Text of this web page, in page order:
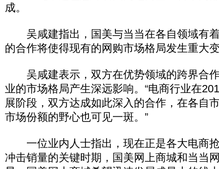
成。
吴咸建指出，国美与当当在各自领域有
的合作将使得现有的网购市场格局发生重大
吴咸建表示，双方在优势领域的跨界合
业的市场格局产生深远影响。“电商行业在
展阶段，双方达成如此深入的合作，在各自
市场份额的野心也可见一斑。”
一位业内人士指出，现在正是各大电商
冲击销量的关键时期，国美网上商城和当当